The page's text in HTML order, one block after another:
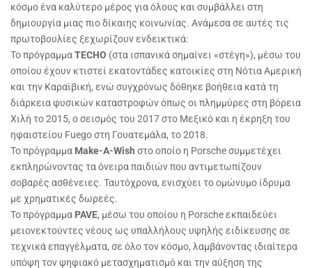
κόσμο ένα καλύτερο μέρος για όλους και συμβάλλει στη
δημιουργία μιας πιο δίκαιης κοινωνίας. Ανάμεσα σε αυτές τις
πρωτοβουλίες ξεχωρίζουν ενδεικτικά:
Το πρόγραμμα TECHO (στα ισπανικά σημαίνει «στέγη»), μέσω του
οποίου έχουν κτιστεί εκατοντάδες κατοικίες στη Νότια Αμερική
και την Καραϊβική, ενώ συγχρόνως δόθηκε βοήθεια κατά τη
διάρκεια φυσικών καταστροφών όπως οι πλημμύρες στη βόρεια
Χιλή το 2015, ο σεισμός του 2017 στο Μεξικό και η έκρηξη του
ηφαιστείου Fuego στη Γουατεμάλα, το 2018.
Το πρόγραμμα Make-A-Wish στο οποίο η Porsche συμμετέχει
εκπληρώνοντας τα όνειρα παιδιών που αντιμετωπίζουν
σοβαρές ασθένειες. Ταυτόχρονα, ενισχύει το ομώνυμο ίδρυμα
με χρηματικές δωρεές.
Το πρόγραμμα PAVE, μέσω του οποίου η Porsche εκπαιδεύει
μειονεκτούντες νέους ως υπαλλήλους υψηλής ειδίκευσης σε
τεχνικά επαγγέλματα, σε όλο τον κόσμο, λαμβάνοντας ιδιαίτερα
υπόψη τον ψηφιακό μετασχηματισμό και την αύξηση της